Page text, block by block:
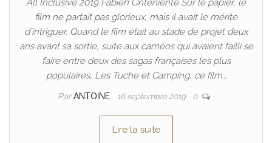
All Inclusive 2019 Fabien Onteniente Sur le papier, le
film ne partait pas glorieux, mais il avait le mérite
d’intriguer. Quand le film était au stade de projet deux
ans avant sa sortie, suite aux caméos qui avaient failli se
faire entre deux des sagas françaises les plus
populaires, Les Tuche et Camping, ce film…
ParANTOINE 16 septembre 2019 0
Lire la suite